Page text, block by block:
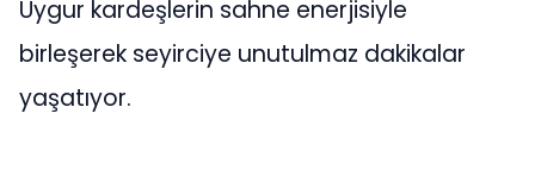
Uygur kardeşlerin sahne enerjisiyle
birleşerek seyirciye unutulmaz dakikalar
yaşatıyor.